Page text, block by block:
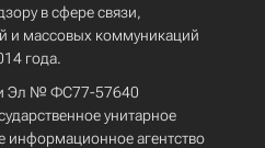
в сфере связи,
и массовых коммуникаций
года.
Эл № ФС77-57640
унитарное
информационное агентство